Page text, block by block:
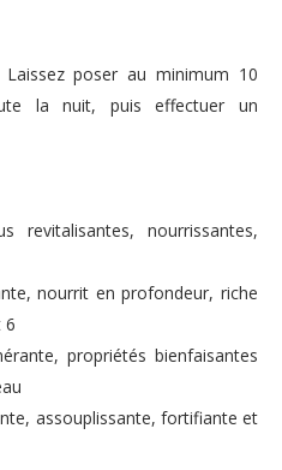
poser au minimum 10
la nuit, puis effectuer un
revitalisantes, nourrissantes,
nourrit en profondeur, riche
6
propriétés bienfaisantes
assouplissante, fortifiante et